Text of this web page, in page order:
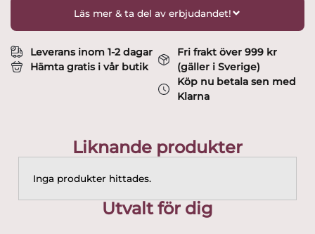
Läs mer & ta del av erbjudandet!
Leverans inom 1-2 dagar
Hämta gratis i vår butik
Fri frakt över 999 kr
(gäller i Sverige)
Köp nu betala sen med
Klarna
Liknande produkter
Inga produkter hittades.
Utvalt för dig